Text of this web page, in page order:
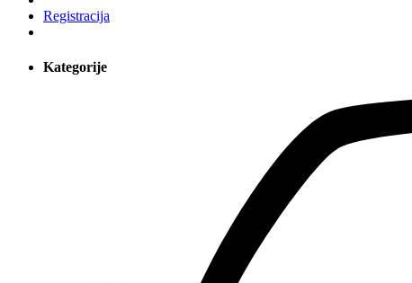
Registracija
Kategorije